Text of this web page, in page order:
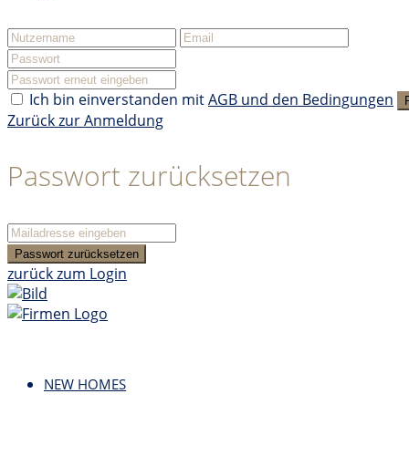
Ich bin einverstanden mitAGB und den Bedingungen
Zurück zur Anmeldung
Passwort zurücksetzen
Passwort zurücksetzen
zurück zum Login
NEW HOMES